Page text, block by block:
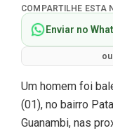
COMPARTILHE ESTA
Enviar no
Um homem foi
(01), no bairro
Guanambi, nas